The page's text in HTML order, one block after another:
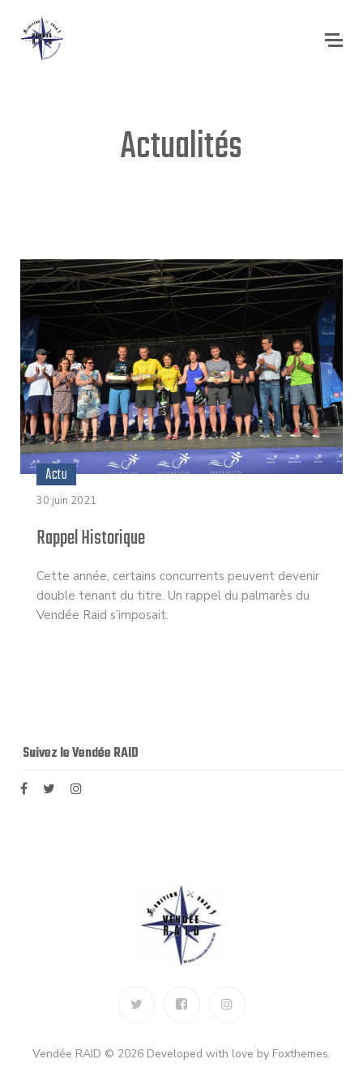
Actualités
Actu
30 juin 2021
Rappel Historique
Cette année, certains concurrents peuvent devenir
double tenant du titre. Un rappel du palmarès du
Vendée Raid s’imposait.
Suivez le Vendée RAID
Vendée RAID © 2026 Developed with love by Foxthemes.